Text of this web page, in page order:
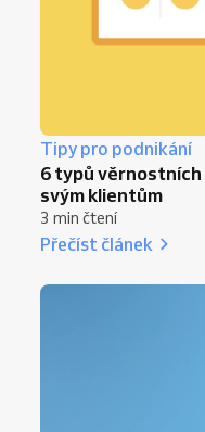
Tipy pro podnikání
6 typů
svým klientům
3 min čtení
Přečíst článek